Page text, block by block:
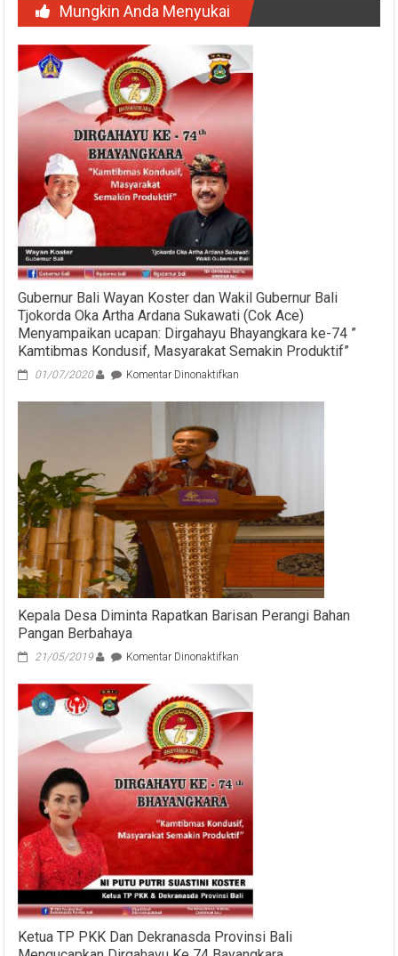
Mungkin Anda Menyukai
Gubernur Bali Wayan Koster dan Wakil Gubernur Bali
Tjokorda Oka Artha Ardana Sukawati (Cok Ace)
Menyampaikan ucapan: Dirgahayu Bhayangkara ke-74 ”
Kamtibmas Kondusif, Masyarakat Semakin Produktif”
01/07/2020 Komentar Dinonaktifkan
Wakil
Gubernur
Bali
Tjokorda
Oka
Artha
Sukawati
(Cok
Ace)
ke-
74
”
Kamtibmas
Semakin
Produktif”
Kepala Desa Diminta Rapatkan Barisan Perangi Bahan
Pangan Berbahaya
21/05/2019 Komentar Dinonaktifkan
Desa
Diminta
Rapatkan
Barisan
Bahan
Pangan
Berbahaya
Ketua TP PKK Dan Dekranasda Provinsi Bali